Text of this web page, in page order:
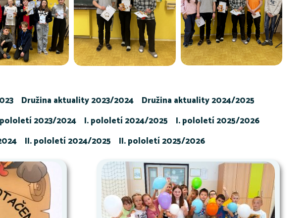
Družina aktuality 2023/2024
Družina aktuality 2024/2025
2023/2024 I. pololetí 2024/2025
I. pololetí 2025/2026
II. pololetí 2024/2025 II. pololetí 2025/2026